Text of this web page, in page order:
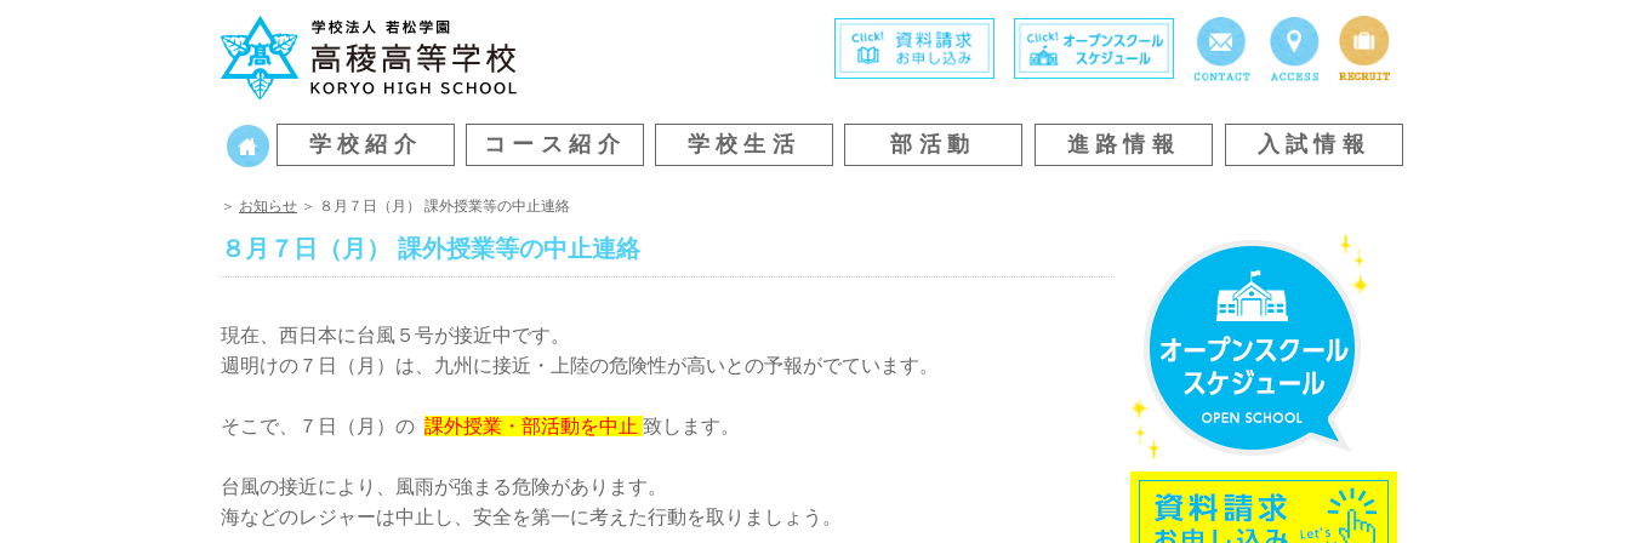
学校紹介 コース紹介 学校生活 部活動 進路情報 入試情報
＞ お知らせ ＞ ８月７日（月） 課外授業等の中止連絡
８月７日（月） 課外授業等の中止連絡
現在、西日本に台風５号が接近中です。
週明けの７日（月）は、九州に接近・上陸の危険性が高いとの予報がでています。
そこで、７日（月）の 課外授業・部活動を中止 致します。
台風の接近により、風雨が強まる危険があります。
海などのレジャーは中止し、安全を第一に考えた行動を取りましょう。